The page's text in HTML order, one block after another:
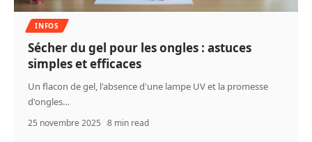
INFOS
Sécher du gel pour les ongles : astuces
simples et efficaces
Un flacon de gel, l'absence d'une lampe UV et la promesse
d'ongles…
25 novembre 2025 8 min read